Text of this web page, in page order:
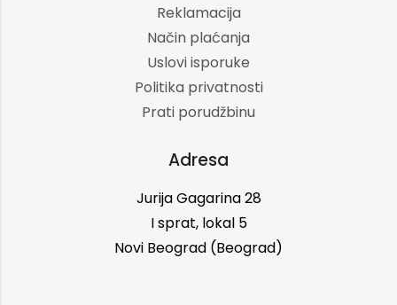
Reklamacija
Način plaćanja
Uslovi isporuke
Politika privatnosti
Prati porudžbinu
Adresa
Jurija Gagarina 28
I sprat, lokal 5
Novi Beograd (Beograd)